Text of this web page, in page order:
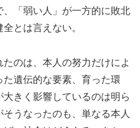
「弱い人」が一方的に敗北
とは言えない。
のは、本人の努力だけによ
遺伝的な要素、育った環
きく影響しているのは明ら
うなったのも、単なる本人